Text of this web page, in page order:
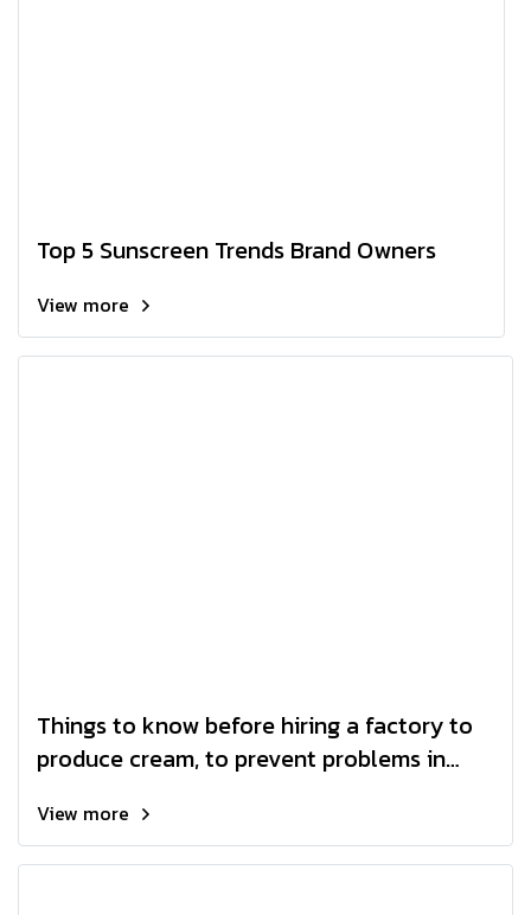
Top 5 Sunscreen Trends Brand Owners
View more
Things to know before hiring a factory to
produce cream, to prevent problems in
View more